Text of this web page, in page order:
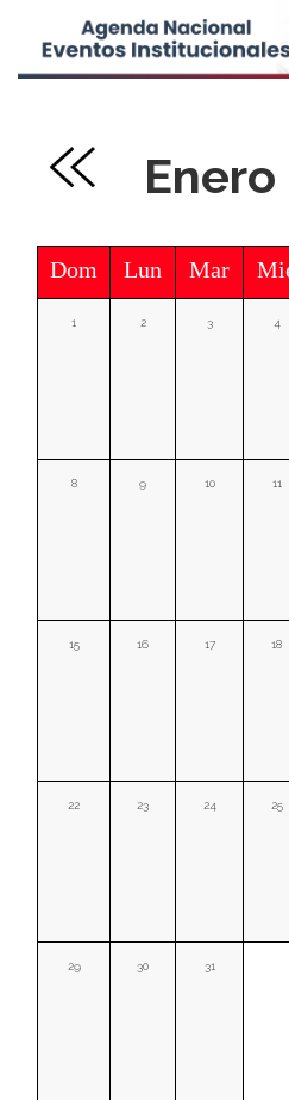
Enero
Dom Lun Mar
1 2 3 4
8 9 10 11
15 16 17 18
22 23 24 25
29 30 31